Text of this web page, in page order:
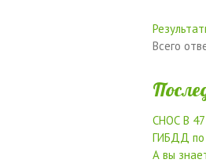
Всего
СНОС В
ГИБДД
А вы